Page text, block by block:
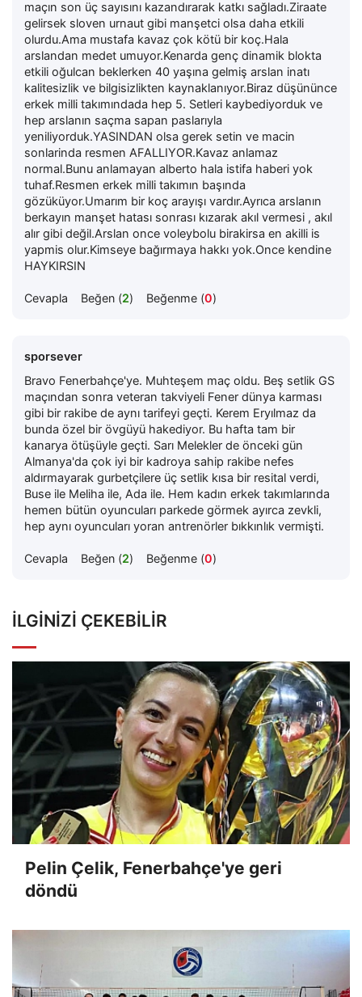
maçın son üç sayısını kazandırarak katkı sağladı.Ziraate
gelirsek sloven urnaut gibi manşetci olsa daha etkili
olurdu.Ama mustafa kavaz çok kötü bir koç.Hala
arslandan medet umuyor.Kenarda genç dinamik blokta
etkili oğulcan beklerken 40 yaşına gelmiş arslan inatı
kalitesizlik ve bilgisizlikten kaynaklanıyor.Biraz düşününce
erkek milli takımındada hep 5. Setleri kaybediyorduk ve
hep arslanın saçma sapan paslarıyla
yeniliyorduk.YASINDAN olsa gerek setin ve macin
sonlarinda resmen AFALLIYOR.Kavaz anlamaz
normal.Bunu anlamayan alberto hala istifa haberi yok
tuhaf.Resmen erkek milli takımın başında
gözüküyor.Umarım bir koç arayışı vardır.Ayrıca arslanın
berkayın manşet hatası sonrası kızarak akıl vermesi , akıl
alır gibi değil.Arslan once voleybolu birakirsa en akilli is
yapmis olur.Kimseye bağırmaya hakkı yok.Once kendine
HAYKIRSIN
Cevapla Beğen (2) Beğenme (0)
sporsever
Bravo Fenerbahçe'ye. Muhteşem maç oldu. Beş setlik GS
maçından sonra veteran takviyeli Fener dünya karması
gibi bir rakibe de aynı tarifeyi geçti. Kerem Eryılmaz da
bunda özel bir övgüyü hakediyor. Bu hafta tam bir
kanarya ötüşüyle geçti. Sarı Melekler de önceki gün
Almanya'da çok iyi bir kadroya sahip rakibe nefes
aldırmayarak gurbetçilere üç setlik kısa bir resital verdi,
Buse ile Meliha ile, Ada ile. Hem kadın erkek takımlarında
hemen bütün oyuncuları parkede görmek ayırca zevkli,
hep aynı oyuncuları yoran antrenörler bıkkınlık vermişti.
Cevapla Beğen (2) Beğenme (0)
İLGINIZI ÇEKEBILIR
Pelin Çelik, Fenerbahçe'ye geri
döndü